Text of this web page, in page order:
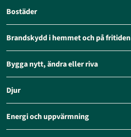
Bostäder
Brandskydd i hemmet och på fritiden
Bygga nytt, ändra eller riva
Djur
Energi och uppvärmning